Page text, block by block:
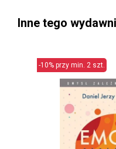
Inne tego
-10% przy min. 2 szt.